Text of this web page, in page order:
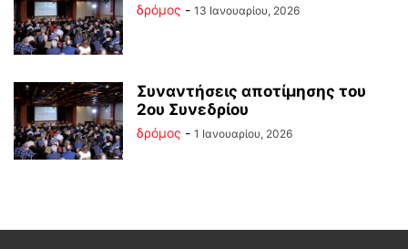
δρόμος - 13 Ιανουαρίου, 2026
Συναντήσεις αποτίμησης του
2ου Συνεδρίου
δρόμος - 1 Ιανουαρίου, 2026